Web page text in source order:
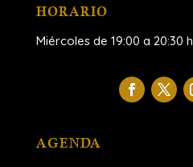
HORARIO
Miércoles de 19:00 a 20:30 h.
AGENDA